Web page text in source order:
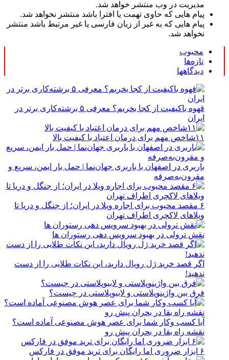
مدیریت در وب منتشر خواهد شد.
پیام هایی که حاوی تهمت یا افترا باشد منتشر نخواهد شد.
پیام هایی که به غیر از زبان فارسی یا غیر مرتبط باشد منتشر
نخواهد شد.
محبوب
تازه‌ها
دیدگاهها
قهوه باکیفیت از کجا بخریم؟ معرفی ۵ برشته‌کاری برتر در
ایران
۱۱شاخص مهم برای درمان اعتیاد با کیفیت بالا
باربری در اصفهان با باربری جهان‌نما | حمل بار ایمن، سریع و
مقرون‌به‌صرفه
۶ مقصد محبوب برای اجاره ویلا در ایران؛ از جنگل و دریا تا
ویلاهای لاکچری اطراف تهران
نقش ترولی در بهبود سرویس دهی رستوران ها
اگر قصد خرید ژل رویال دارید، این نکات طلایی را از دست
ندهید!
فرق بین واژینوپلاستی و لابیوپلاستی در چیست؟
آیا کسب وکار شما برای عصر هوش مصنوعی آماده است؟
نقشه راه بقا در بحران پیش رو
۶ ابزار ضروری اما رایگان برای ترید موفق در فارکس